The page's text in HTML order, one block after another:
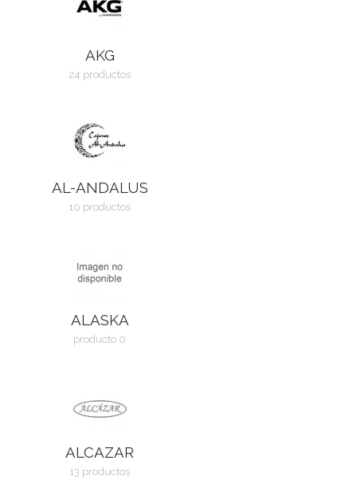
AKG
24 productos
AL-ANDALUS
10 productos
ALASKA
producto 0
ALCAZAR
13 productos